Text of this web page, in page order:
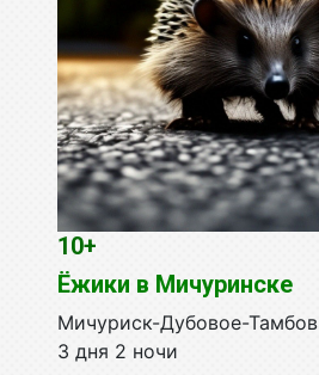
10+
Ёжики в Мичуринске
Мичуриск-Дубовое-Тамбов
3 дня 2 ночи